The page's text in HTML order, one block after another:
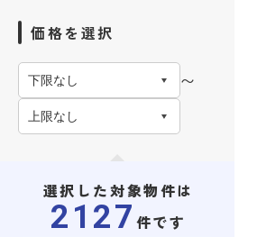
価格を選択
〜
選択した対象物件は
2127 件です